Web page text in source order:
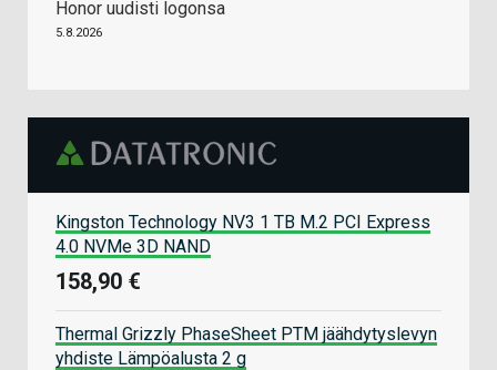
Honor uudisti logonsa
5.8.2026
Kingston Technology NV3 1 TB M.2 PCI Express
4.0 NVMe 3D NAND
158,90 €
Thermal Grizzly PhaseSheet PTM jäähdytyslevyn
yhdiste Lämpöalusta 2 g